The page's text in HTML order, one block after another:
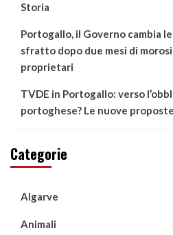
Storia
Portogallo, il Governo cambia
sfratto dopo due mesi di
proprietari
TVDE in Portogallo: verso
portoghese? Le nuove
Categorie
Algarve
Animali